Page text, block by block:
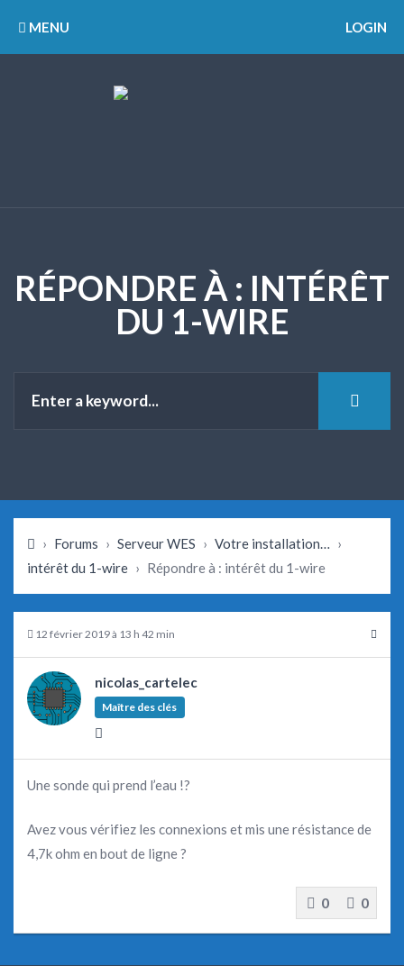
MENU LOGIN
RÉPONDRE À : INTÉRÊT
DU 1-WIRE
› Forums › Serveur WES › Votre installation…
›
intérêt du 1-wire › Répondre à : intérêt du 1-wire
12 février 2019 à 13 h 42 min
nicolas_cartelec
Maître des clés
Une sonde qui prend l’eau !?
Avez vous vérifiez les connexions et mis une résistance de
4,7k ohm en bout de ligne ?
0 0